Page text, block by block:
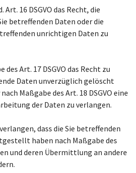
16 DSGVO das Recht, die
betreffenden Daten oder die
unrichtigen Daten zu
des Art. 17 DSGVO das Recht zu
Daten unverzüglich gelöscht
Maßgabe des Art. 18 DSGVO eine
der Daten zu verlangen.
dass die Sie betreffenden
haben nach Maßgabe des
und deren Übermittlung an andere